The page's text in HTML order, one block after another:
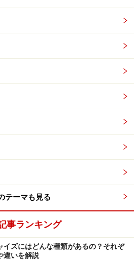
テーマも見る
事ランキング
イズにはどんな種類があるの？それぞ
違いを解説